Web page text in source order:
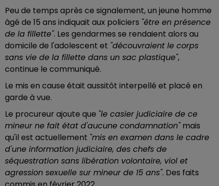
Peu de temps après ce signalement, un jeune homme
âgé de 15 ans indiquait aux policiers "être en présence
de la fillette". Les gendarmes se rendaient alors au
domicile de l'adolescent et "découvraient le corps
sans vie de la fillette dans un sac plastique",
continue le communiqué.
Le mis en cause était aussitôt interpellé et placé en
garde à vue.
Le procureur ajoute que "le casier judiciaire de ce
mineur ne fait état d'aucune condamnation"mais
qu'il est actuellement "mis en examen dans le cadre
d'une information judiciaire, des chefs de
séquestration sans libération volontaire, viol et
agression sexuelle sur mineur de 15 ans". Des faits